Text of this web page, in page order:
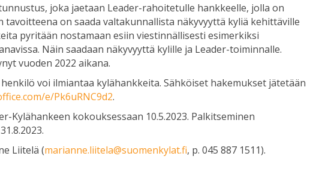
joka jaetaan Leader-rahoitetulle hankkeelle, jolla on
on saada valtakunnallista näkyvyyttä kyliä kehittäville
pyritään nostamaan esiin viestinnällisesti esimerkiksi
Näin saadaan näkyvyyttä kylille ja Leader-toiminnalle.
vuoden 2022 aikana.
voi ilmiantaa kylähankkeita. Sähköiset hakemukset jätetään
e/Pk6uRNC9d2.
Kylähankeen kokouksessaan 10.5.2023. Palkitseminen
Liitelä (marianne.liitela@suomenkylat.fi, p. 045 887 1511).